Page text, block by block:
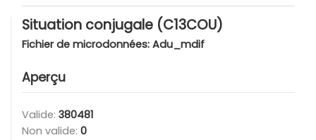
Situation conjugale (C13COU)
Fichier de microdonnées: Adu_mdif
Aperçu
Valide: 380481
Non valide: 0